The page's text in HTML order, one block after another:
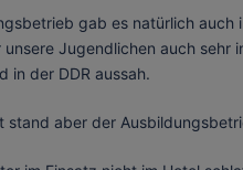
gab es natürlich
unsere Jugendlichen auch sehr
in der DDR aussah.
stand aber der